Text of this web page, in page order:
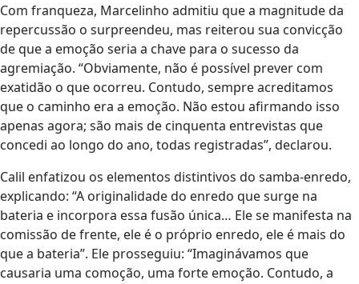
Com franqueza, Marcelinho admitiu que a magnitude da
repercussão o surpreendeu, mas reiterou sua convicção
de que a emoção seria a chave para o sucesso da
agremiação. “Obviamente, não é possível prever com
exatidão o que ocorreu. Contudo, sempre acreditamos
que o caminho era a emoção. Não estou afirmando isso
apenas agora; são mais de cinquenta entrevistas que
concedi ao longo do ano, todas registradas”, declarou.
Calil enfatizou os elementos distintivos do samba-enredo,
explicando: “A originalidade do enredo que surge na
bateria e incorpora essa fusão única… Ele se manifesta na
comissão de frente, ele é o próprio enredo, ele é mais do
que a bateria”. Ele prosseguiu: “Imaginávamos que
causaria uma comoção, uma forte emoção. Contudo, a